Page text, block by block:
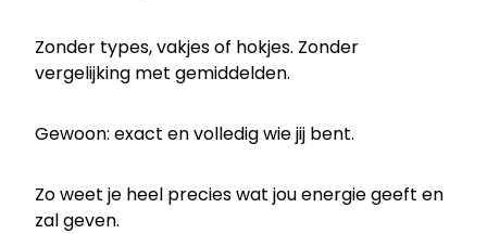
Zonder types, vakjes of hokjes. Zonder
vergelijking met gemiddelden.
Gewoon: exact en volledig wie jij bent.
Zo weet je heel precies wat jou energie geeft en
zal geven.